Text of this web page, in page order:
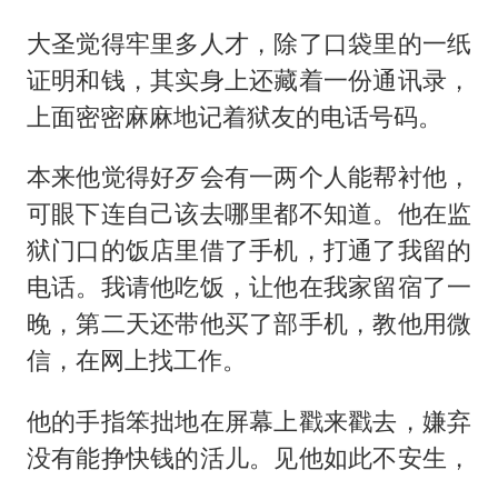
大圣觉得牢里多人才，除了口袋里的一纸
证明和钱，其实身上还藏着一份通讯录，
上面密密麻麻地记着狱友的电话号码。
本来他觉得好歹会有一两个人能帮衬他，
可眼下连自己该去哪里都不知道。他在监
狱门口的饭店里借了手机，打通了我留的
电话。我请他吃饭，让他在我家留宿了一
晚，第二天还带他买了部手机，教他用微
信，在网上找工作。
他的手指笨拙地在屏幕上戳来戳去，嫌弃
没有能挣快钱的活儿。见他如此不安生，